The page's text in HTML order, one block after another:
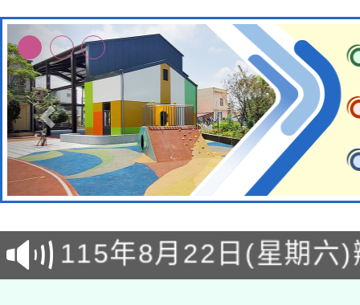
轉知經濟部水利署委託
業技術研究院辦理「
115年8月22日(星期六
桃園市孔廟祈福系列
2026年桃園地景藝術